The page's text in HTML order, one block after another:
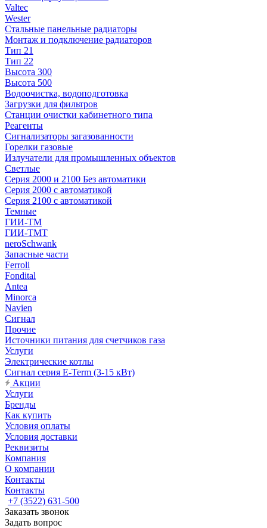
Valtec
Wester
Стальные панельные радиаторы
Монтаж и подключение радиаторов
Тип 21
Тип 22
Высота 300
Высота 500
Водоочистка, водоподготовка
Загрузки для фильтров
Станции очистки кабинетного типа
Реагенты
Сигнализаторы загазованности
Горелки газовые
Излучатели для промышленных объектов
Светлые
Серия 2000 и 2100 Без автоматики
Серия 2000 с автоматикой
Серия 2100 с автоматикой
Темные
ГИИ-ТМ
ГИИ-ТМТ
neroSchwank
Запасные части
Ferroli
Fondital
Antea
Minorca
Navien
Сигнал
Прочие
Источники питания для счетчиков газа
Услуги
Электрические котлы
Сигнал серия E-Term (3-15 кВт)
Акции
Услуги
Бренды
Как купить
Условия оплаты
Условия доставки
Реквизиты
Компания
О компании
Контакты
Контакты
+7 (3522) 631-500
Заказать звонок
Задать вопрос